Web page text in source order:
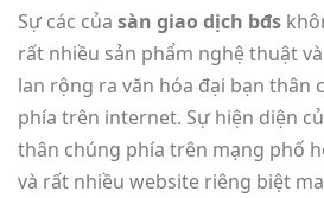
Sự các của sàn giao dịch bđs
rất nhiều sản phẩm nghệ thuật
lan rộng ra văn hóa đại bạn thân
phía trên internet. Sự hiện diện
thân chúng phía trên mạng phố
và rất nhiều website riêng biệt